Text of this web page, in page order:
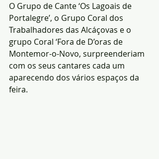
O Grupo de Cante ‘Os Lagoais de
Portalegre’, o Grupo Coral dos
Trabalhadores das Alcáçovas e o
grupo Coral ‘Fora de D’oras de
Montemor-o-Novo, surpreenderiam
com os seus cantares cada um
aparecendo dos vários espaços da
feira.